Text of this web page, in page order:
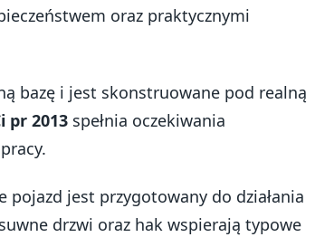
oraz praktycznymi
bazę i jest skonstruowane pod realną
pr 2013 spełnia oczekiwania
jest przygotowany do działania
drzwi oraz hak wspierają typowe